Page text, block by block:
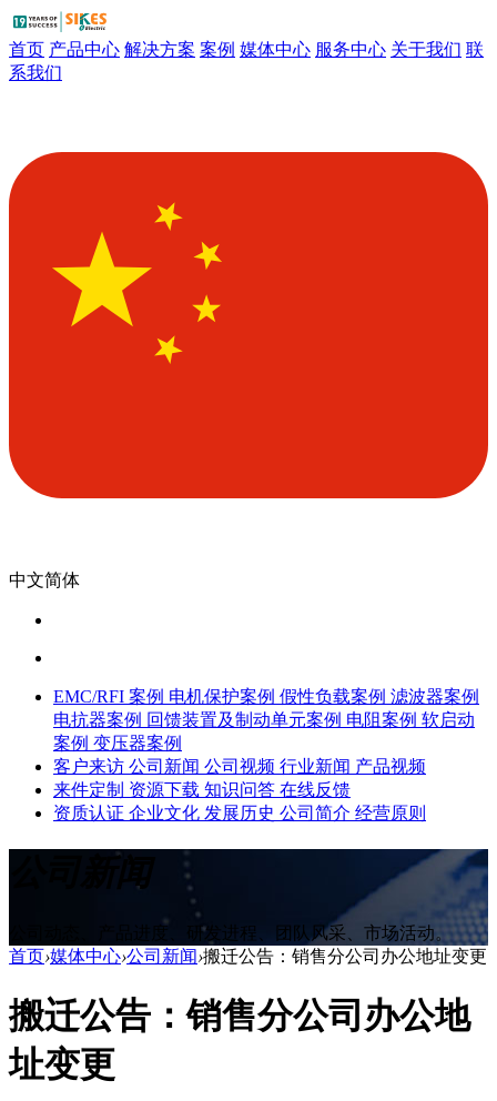
首页 产品中心 解决方案 案例 媒体中心 服务中心 关于我们 联
系我们
中文简体
EMC/RFI 案例 电机保护案例 假性负载案例 滤波器案例
电抗器案例 回馈装置及制动单元案例 电阻案例 软启动
案例 变压器案例
客户来访 公司新闻 公司视频 行业新闻 产品视频
来件定制 资源下载 知识问答 在线反馈
资质认证 企业文化 发展历史 公司简介 经营原则
公司动态、产品进度、研发进程、团队风采、市场活动。
首页›媒体中心›公司新闻›搬迁公告：销售分公司办公地址变更
搬迁公告：销售分公司办公地
址变更